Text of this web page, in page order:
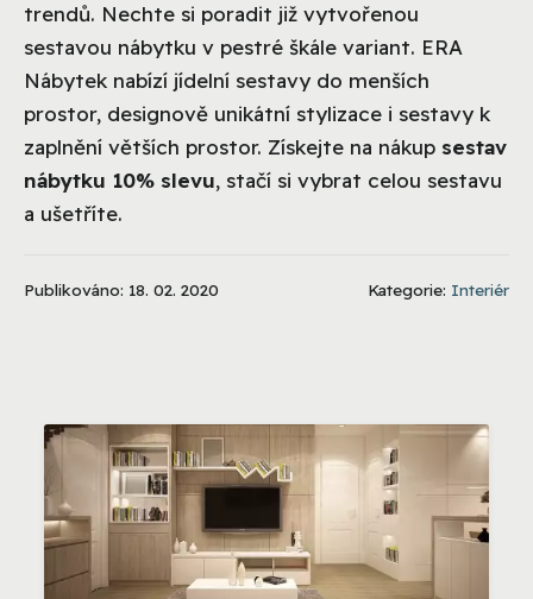
trendů. Nechte si poradit již vytvořenou
sestavou nábytku v pestré škále variant. ERA
Nábytek nabízí jídelní sestavy do menších
prostor, designově unikátní stylizace i sestavy k
zaplnění větších prostor. Získejte na nákup sestav
nábytku 10% slevu, stačí si vybrat celou sestavu
a ušetříte.
Publikováno: 18. 02. 2020 Kategorie: Interiér